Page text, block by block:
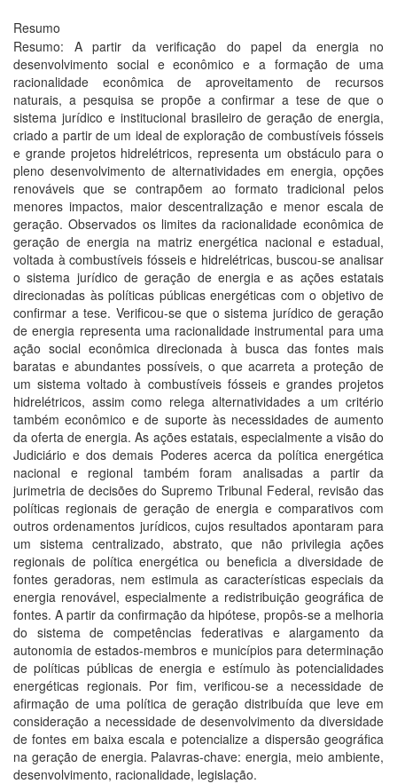
Resumo
Resumo: A partir da verificação do papel da energia no
desenvolvimento social e econômico e a formação de uma
racionalidade econômica de aproveitamento de recursos
naturais, a pesquisa se propõe a confirmar a tese de que o
sistema jurídico e institucional brasileiro de geração de energia,
criado a partir de um ideal de exploração de combustíveis fósseis
e grande projetos hidrelétricos, representa um obstáculo para o
pleno desenvolvimento de alternatividades em energia, opções
renováveis que se contrapõem ao formato tradicional pelos
menores impactos, maior descentralização e menor escala de
geração. Observados os limites da racionalidade econômica de
geração de energia na matriz energética nacional e estadual,
voltada à combustíveis fósseis e hidrelétricas, buscou-se analisar
o sistema jurídico de geração de energia e as ações estatais
direcionadas às políticas públicas energéticas com o objetivo de
confirmar a tese. Verificou-se que o sistema jurídico de geração
de energia representa uma racionalidade instrumental para uma
ação social econômica direcionada à busca das fontes mais
baratas e abundantes possíveis, o que acarreta a proteção de
um sistema voltado à combustíveis fósseis e grandes projetos
hidrelétricos, assim como relega alternatividades a um critério
também econômico e de suporte às necessidades de aumento
da oferta de energia. As ações estatais, especialmente a visão do
Judiciário e dos demais Poderes acerca da política energética
nacional e regional também foram analisadas a partir da
jurimetria de decisões do Supremo Tribunal Federal, revisão das
políticas regionais de geração de energia e comparativos com
outros ordenamentos jurídicos, cujos resultados apontaram para
um sistema centralizado, abstrato, que não privilegia ações
regionais de política energética ou beneficia a diversidade de
fontes geradoras, nem estimula as características especiais da
energia renovável, especialmente a redistribuição geográfica de
fontes. A partir da confirmação da hipótese, propôs-se a melhoria
do sistema de competências federativas e alargamento da
autonomia de estados-membros e municípios para determinação
de políticas públicas de energia e estímulo às potencialidades
energéticas regionais. Por fim, verificou-se a necessidade de
afirmação de uma política de geração distribuída que leve em
consideração a necessidade de desenvolvimento da diversidade
de fontes em baixa escala e potencialize a dispersão geográfica
na geração de energia. Palavras-chave: energia, meio ambiente,
desenvolvimento, racionalidade, legislação.